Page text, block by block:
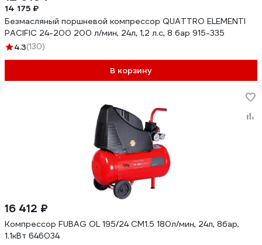
14 175 ₽
Безмасляный поршневой компрессор QUATTRO ELEMENTI
PACIFIC 24-200 200 л/мин, 24л, 1,2 л.с, 8 бар 915-335
4.3(130)
В корзину
16 412 ₽
Компрессор FUBAG OL 195/24 CM1.5 180л/мин, 24л, 8бар,
1.1кВт 646034